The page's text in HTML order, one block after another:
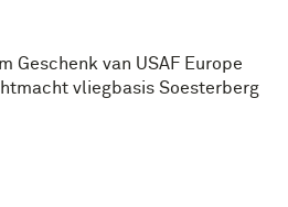
Geschenk van USAF Europe
vliegbasis Soesterberg